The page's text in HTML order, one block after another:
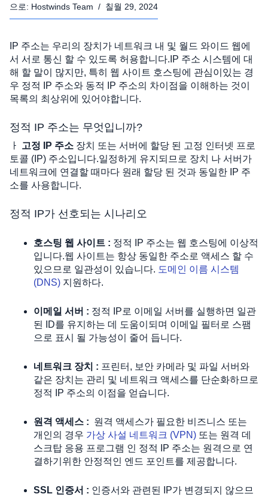
으로: Hostwinds Team / 칠월 29, 2024
IP 주소는 우리의 장치가 네트워크 내 및 월드 와이드 웹에
서 서로 통신 할 수 있도록 허용합니다.IP 주소 시스템에 대
해 할 말이 많지만, 특히 웹 사이트 호스팅에 관심이있는 경
우 정적 IP 주소와 동적 IP 주소의 차이점을 이해하는 것이
목록의 최상위에 있어야합니다.
정적 IP 주소는 무엇입니까?
ㅏ 고정 IP 주소 장치 또는 서버에 할당 된 고정 인터넷 프로
토콜 (IP) 주소입니다.일정하게 유지되므로 장치 나 서버가
네트워크에 연결할 때마다 원래 할당 된 것과 동일한 IP 주
소를 사용합니다.
정적 IP가 선호되는 시나리오
호스팅 웹 사이트 : 정적 IP 주소는 웹 호스팅에 이상적
입니다.웹 사이트는 항상 동일한 주소로 액세스 할 수
있으므로 일관성이 있습니다. 도메인 이름 시스템
(DNS) 지원하다.
이메일 서버 : 정적 IP로 이메일 서버를 실행하면 일관
된 ID를 유지하는 데 도움이되며 이메일 필터로 스팸
으로 표시 될 가능성이 줄어 듭니다.
네트워크 장치 : 프린터, 보안 카메라 및 파일 서버와
같은 장치는 관리 및 네트워크 액세스를 단순화하므로
정적 IP 주소의 이점을 얻습니다.
원격 액세스 : 원격 액세스가 필요한 비즈니스 또는
개인의 경우 가상 사설 네트워크 (VPN) 또는 원격 데
스크탑 응용 프로그램 인 정적 IP 주소는 원격으로 연
결하기위한 안정적인 엔드 포인트를 제공합니다.
SSL 인증서 : 인증서와 관련된 IP가 변경되지 않으므